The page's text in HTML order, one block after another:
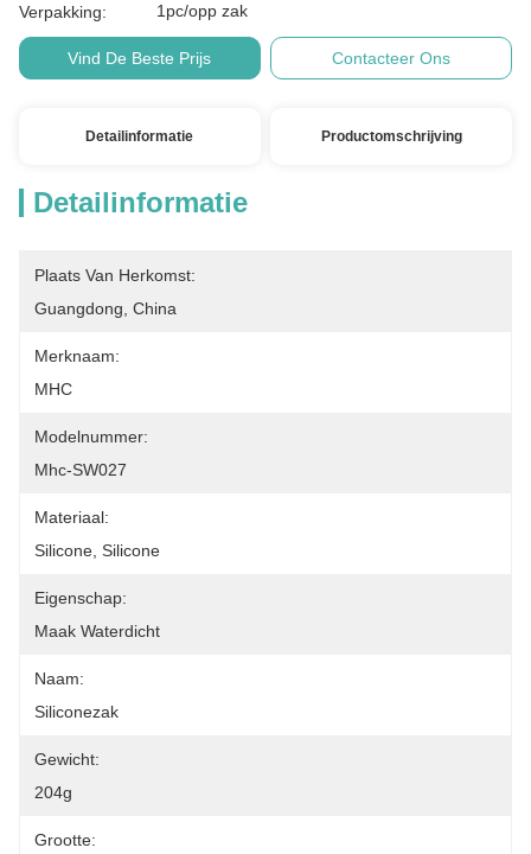
Verpakking: 1pc/opp zak
Vind De Beste Prijs Contacteer Ons
Detailinformatie Productomschrijving
Detailinformatie
Plaats Van Herkomst:
Guangdong, China
Merknaam:
MHC
Modelnummer:
Mhc-SW027
Materiaal:
Silicone, Silicone
Eigenschap:
Maak Waterdicht
Naam:
Siliconezak
Gewicht:
204g
Grootte: